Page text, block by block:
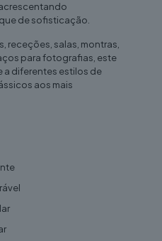
de sofisticação.
receções, salas, montras,
para fotografias, este
diferentes estilos de
aos mais